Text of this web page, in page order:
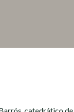
catedrático